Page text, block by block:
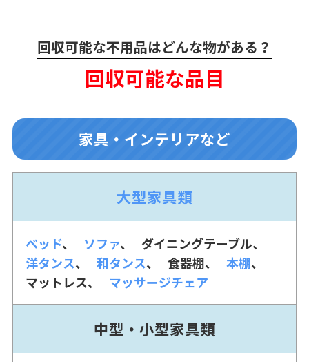
回収可能な不用品はどんな物がある？
回収可能な品目
家具・インテリアなど
大型家具類
ベッド ソファ
ダイニングテーブル
洋タンス
和タンス 食器棚
本棚
マットレス
マッサージチェア
中型・小型家具類